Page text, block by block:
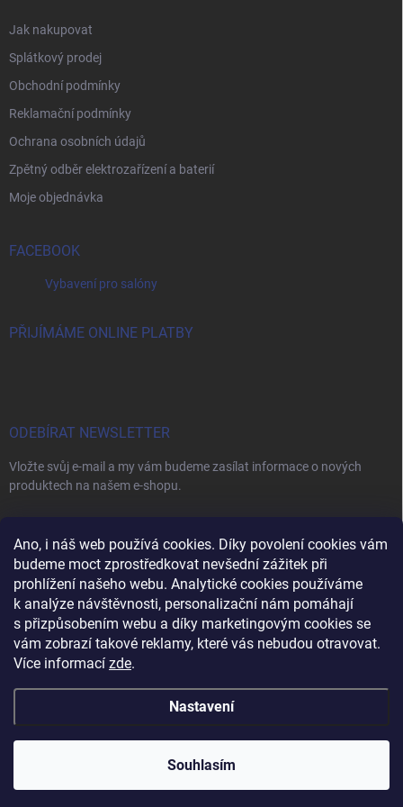
Ano, i náš web používá cookies. Díky povolení cookies vám
budeme moct zprostředkovat nevšední zážitek při
prohlížení našeho webu. Analytické cookies používáme
k analýze návštěvnosti, personalizační nám pomáhají
s přizpůsobením webu a díky marketingovým cookies se
vám zobrazí takové reklamy, které vás nebudou otravovat.
Více informací zde.
Nastavení
Souhlasím
Jak nakupovat
Splátkový prodej
Obchodní podmínky
Reklamační podmínky
Ochrana osobních údajů
Zpětný odběr elektrozařízení a baterií
Moje objednávka
FACEBOOK
Vybavení pro salóny
PŘIJÍMÁME ONLINE PLATBY
ODEBÍRAT NEWSLETTER
Vložte svůj e-mail a my vám budeme zasílat informace o nových
produktech na našem e-shopu.
E-MAIL
Vložením e-mailu souhlasíte spodmínkami ochrany osobních údajů
Přihlásit se
Copyright 2026Vybavení pro salóny. Všechna práva vyhrazena.Upravit
nastavení cookies